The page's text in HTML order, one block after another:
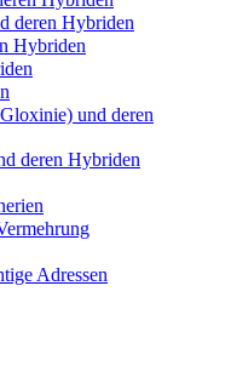
deren Hybriden
Hybriden
und deren
deren Hybriden
Adressen